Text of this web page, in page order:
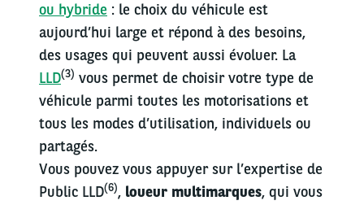
ou hybride : le choix du véhicule est
aujourd’hui large et répond à des besoins,
des usages qui peuvent aussi évoluer. La
LLD(3) vous permet de choisir votre type de
véhicule parmi toutes les motorisations et
tous les modes d’utilisation, individuels ou
partagés.
Vous pouvez vous appuyer sur l’expertise de
Public LLD(6), loueur multimarques, qui vous